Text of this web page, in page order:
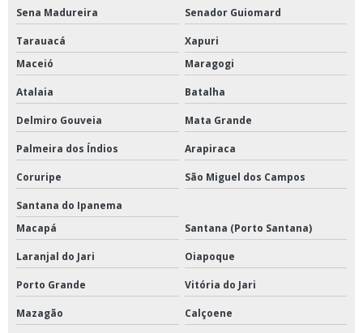
Sena Madureira Senador Guiomard
Tarauacá
Xapuri
Maceió
Maragogi
Atalaia Batalha
Delmiro Gouveia Mata Grande
Palmeira dos Índios Arapiraca
Coruripe São Miguel dos Campos
Santana do Ipanema
Macapá
Santana (Porto Santana)
Laranjal do Jari Oiapoque
Porto Grande Vitória do Jari
Mazagão Calçoene